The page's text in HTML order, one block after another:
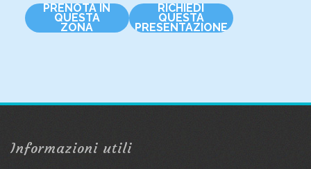
PRENOTA IN
QUESTA
ZONA
RICHIEDI
QUESTA
PRESENTAZIONE
Informazioni utili